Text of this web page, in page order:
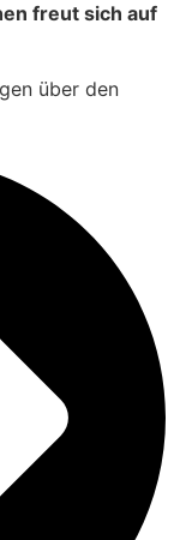
freut sich auf
über den